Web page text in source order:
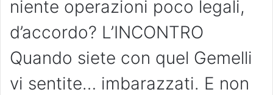
niente operazioni poco legali,
d’accordo? L’INCONTRO
Quando siete con quel Gemelli
vi sentite… imbarazzati. E non